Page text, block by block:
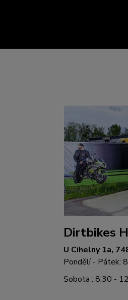
Dirtbikes
U Cihelny 1a,
Pondělí - Pátek:
Sobota : 8:30 -